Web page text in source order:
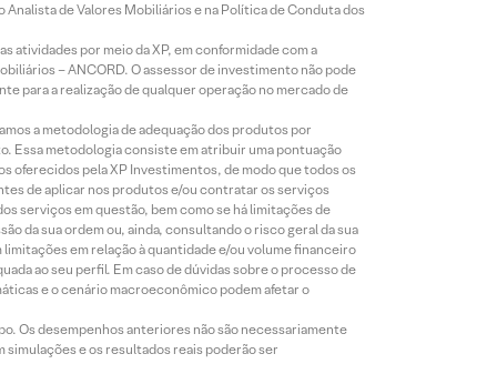
de Valores Mobiliários e na Política de Conduta dos
atividades por meio da XP, em conformidade com a
– ANCORD. O assessor de investimento não pode
para a realização de qualquer operação no mercado de
a metodologia de adequação dos produtos por
Essa metodologia consiste em atribuir uma pontuação
oferecidos pela XP Investimentos, de modo que todos os
de aplicar nos produtos e/ou contratar os serviços
serviços em questão, bem como se há limitações de
da sua ordem ou, ainda, consultando o risco geral da sua
em relação à quantidade e/ou volume financeiro
ao seu perfil. Em caso de dúvidas sobre o processo de
e o cenário macroeconômico podem afetar o
Os desempenhos anteriores não são necessariamente
e os resultados reais poderão ser